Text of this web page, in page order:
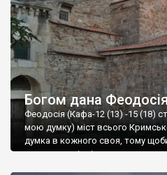
Богом дана
Феодосія (Кафа-12 (13) -15 (18)
мою думку) міст всього
думка в кожного своя, тому
запрошую відвідати це